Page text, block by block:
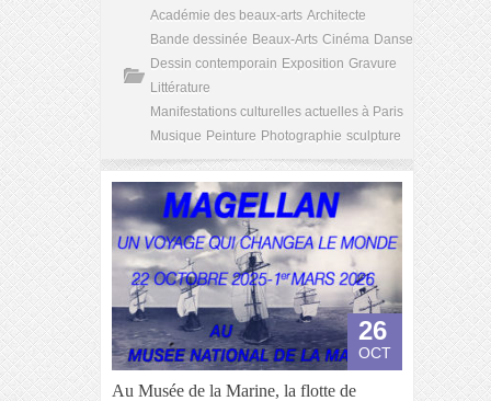
Académie des beaux-arts Architecte
Bande dessinée Beaux-Arts Cinéma Danse
Dessin contemporain Exposition Gravure
Littérature
Manifestations culturelles actuelles à Paris
Musique Peinture Photographie sculpture
26
OCT
Au Musée de la Marine, la flotte de